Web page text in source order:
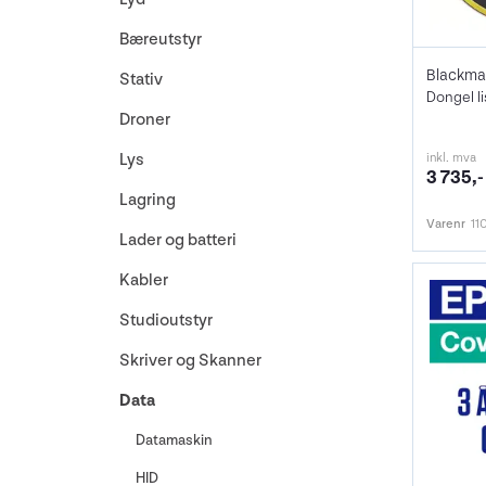
Bæreutstyr
Stativ
Droner
Lys
Lagring
Lader og batteri
Kabler
Studioutstyr
Skriver og Skanner
Data
Datamaskin
HID
Dongel
inkl. mva
3 735,-
Varenr